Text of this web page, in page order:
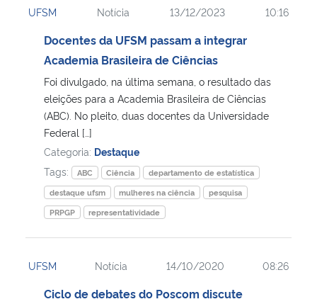
Ministério da Cidadania
Ministério de Minas e Energia
Ministério da Ciência, Tecnologia, Inovações e Comunicações
Ministério do Meio Ambiente
Ministério do Turismo
Ministério do Desenvolvimento Regional
UFSM Notícia 13/12/2023 10:16
Docentes da UFSM passam a integrar
Academia Brasileira de Ciências
Foi divulgado, na última semana, o resultado das
eleições para a Academia Brasileira de Ciências
(ABC). No pleito, duas docentes da Universidade
Federal […]
Categoria: Destaque
Tags:
ABC Ciência
departamento de estatística
destaque ufsm
mulheres na ciência
pesquisa
PRPGP
representatividade
UFSM Notícia 14/10/2020 08:26
Ciclo de debates do Poscom discute